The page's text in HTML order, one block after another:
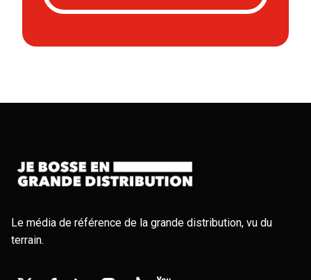
Le média de référence de la grande distribution, vu du
terrain.